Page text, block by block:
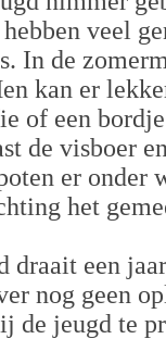
veel
In de
kan er
of een
de visboer
er onder
het
draait een
nog geen
de jeugd te